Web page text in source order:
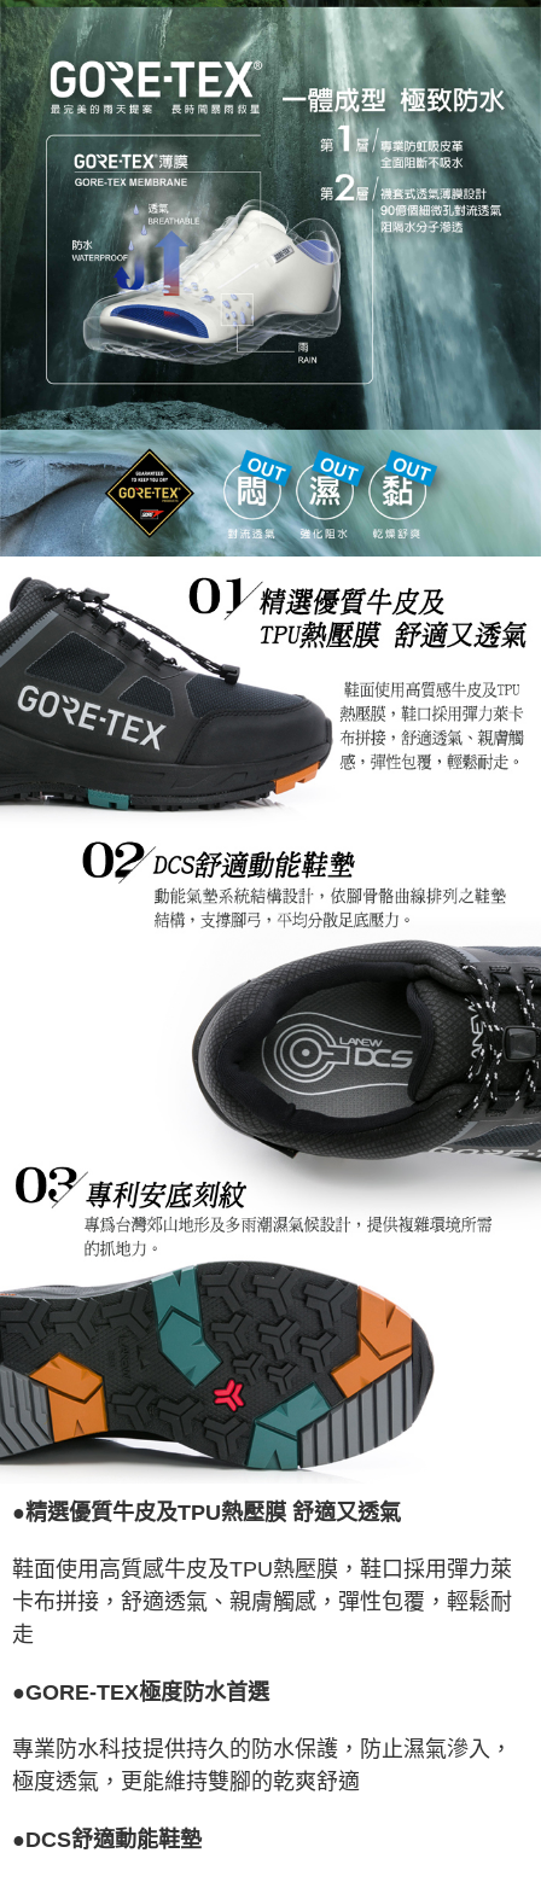
●精選優質牛皮及TPU熱壓膜 舒適又透氣
鞋面使用高質感牛皮及TPU熱壓膜，鞋口採用彈力萊
卡布拼接，舒適透氣、親膚觸感，彈性包覆，輕鬆耐
走
●GORE-TEX極度防水首選
專業防水科技提供持久的防水保護，防止濕氣滲入，
極度透氣，更能維持雙腳的乾爽舒適
●DCS舒適動能鞋墊